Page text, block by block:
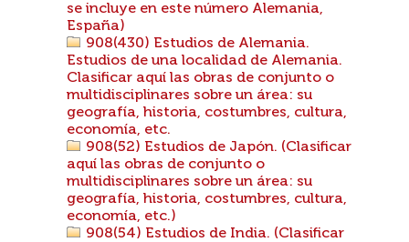
se incluye en este número Alemania,
España)
908(430) Estudios de Alemania.
Estudios de una localidad de Alemania.
Clasificar aquí las obras de conjunto o
multidisciplinares sobre un área: su
geografía, historia, costumbres, cultura,
economía, etc.
908(52) Estudios de Japón. (Clasificar
aquí las obras de conjunto o
multidisciplinares sobre un área: su
geografía, historia, costumbres, cultura,
economía, etc.)
908(54) Estudios de India. (Clasificar